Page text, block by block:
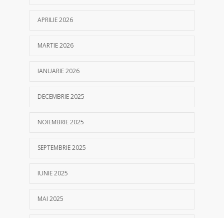
APRILIE 2026
MARTIE 2026
IANUARIE 2026
DECEMBRIE 2025
NOIEMBRIE 2025
SEPTEMBRIE 2025
IUNIE 2025
MAI 2025